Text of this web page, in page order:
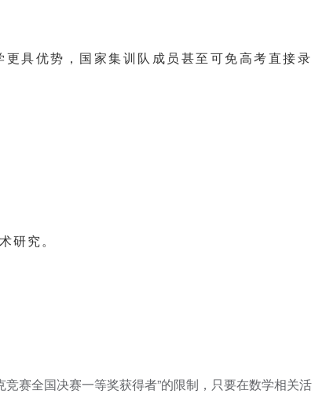
具优势，国家集训队成员甚至可免高考直接录
研究。
竞赛全国决赛一等奖获得者”的限制，只要在数学相关活